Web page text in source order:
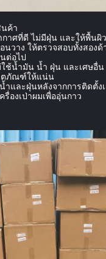
ค้า
กาศที่ดี ไม่มีฝุ่น และให้พื้
นวาง ให้ตรวจสอบทั้งสอ
ต่อไป
ช้น้ำมัน น้ำ ฝุ่น และเศษอื่น
ตภัณฑ์ให้แน่น
และฝุ่นหลังจากการติดตั้ง
องเป่าผมเพื่ออุ่นกาว